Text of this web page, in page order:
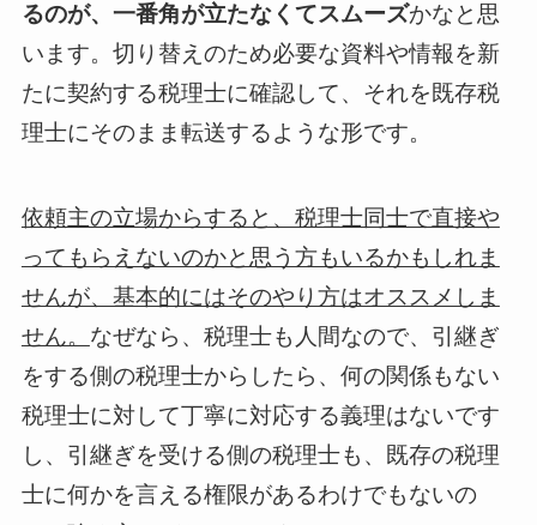
るのが、一番角が立たなくてスムーズかなと思
います。切り替えのため必要な資料や情報を新
たに契約する税理士に確認して、それを既存税
理士にそのまま転送するような形です。
依頼主の立場からすると、税理士同士で直接や
ってもらえないのかと思う方もいるかもしれま
せんが、基本的にはそのやり方はオススメしま
せん。 なぜなら、税理士も人間なので、引継ぎ
をする側の税理士からしたら、何の関係もない
税理士に対して丁寧に対応する義理はないです
し、引継ぎを受ける側の税理士も、既存の税理
士に何かを言える権限があるわけでもないの